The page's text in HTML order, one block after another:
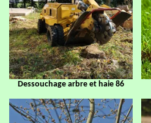
Dessouchage arbre et haie 86